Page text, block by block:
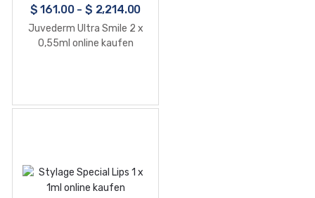
$ 161.00- $ 2,214.00
Juvederm Ultra Smile 2 x
0,55ml online kaufen